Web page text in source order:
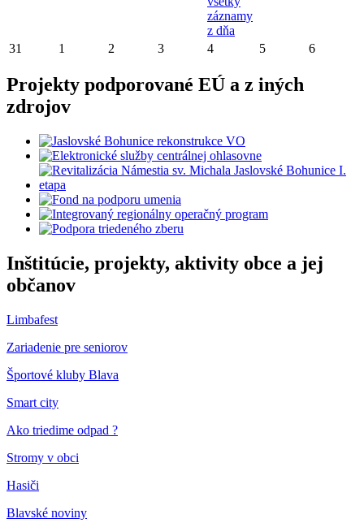
záznamy
z dňa
31 1 2 3 4 5 6
Projekty podporované EÚ a z iných
zdrojov
Inštitúcie, projekty, aktivity obce a jej
občanov
Limbafest
Zariadenie pre seniorov
Športové kluby Blava
Smart city
Ako triedime odpad ?
Stromy v obci
Hasiči
Blavské noviny